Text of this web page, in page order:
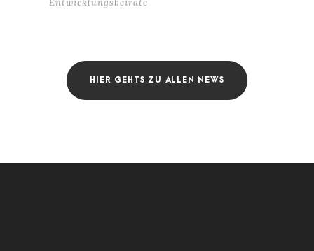
HIER GEHTS ZU ALLEN NEWS